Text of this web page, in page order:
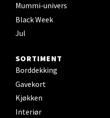
Mummi-univers
Black Week
Jul
SORTIMENT
Borddekking
Gavekort
Kjøkken
Interiør
Skillevegen 5, 9411
Åpent i dag 10-20
Karmsund - Thon